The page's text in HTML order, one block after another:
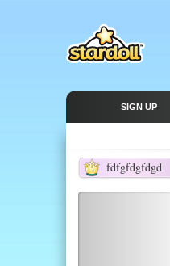
SIGN UP
fdfgfdgfdgd
1